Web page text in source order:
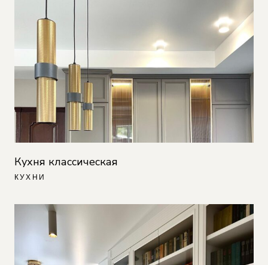
Кухня классическая
КУХНИ